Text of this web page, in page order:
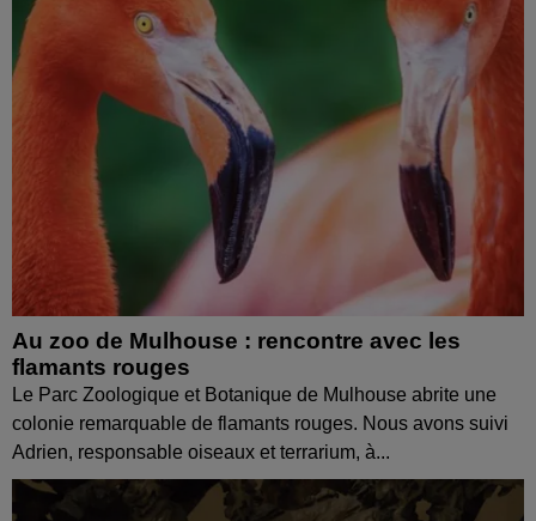
Au zoo de Mulhouse : rencontre avec les
flamants rouges
Le Parc Zoologique et Botanique de Mulhouse abrite une
colonie remarquable de flamants rouges. Nous avons suivi
Adrien, responsable oiseaux et terrarium, à...